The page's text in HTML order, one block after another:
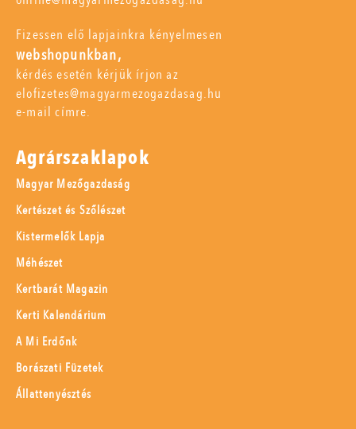
Fizessen elő lapjainkra kényelmesen
webshopunkban,
kérdés esetén kérjük írjon az
elofizetes@magyarmezogazdasag.hu
e-mail címre.
Agrárszaklapok
Magyar Mezőgazdaság
Kertészet és Szőlészet
Kistermelők Lapja
Méhészet
Kertbarát Magazin
Kerti Kalendárium
A Mi Erdőnk
Borászati Füzetek
Állattenyésztés